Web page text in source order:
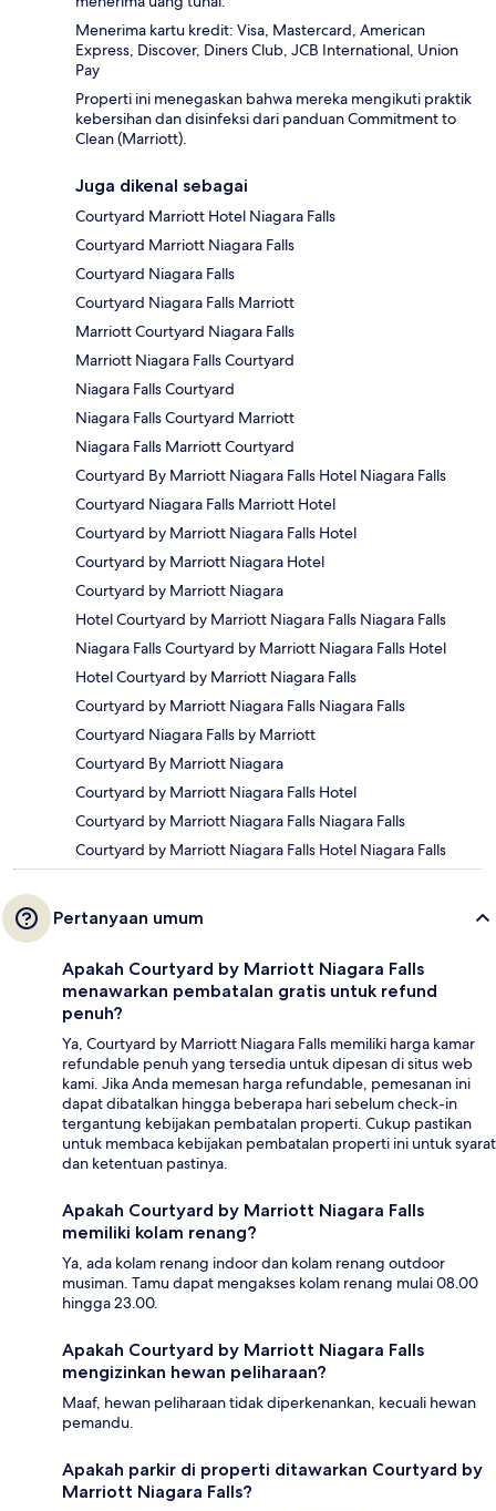
Menerima kartu kredit: Visa, Mastercard, American
Express, Discover, Diners Club, JCB International, Union
Pay
Properti ini menegaskan bahwa mereka mengikuti praktik
kebersihan dan disinfeksi dari panduan Commitment to
Clean (Marriott).
Juga dikenal sebagai
Courtyard Marriott Hotel Niagara Falls
Courtyard Marriott Niagara Falls
Courtyard Niagara Falls
Courtyard Niagara Falls Marriott
Marriott Courtyard Niagara Falls
Marriott Niagara Falls Courtyard
Niagara Falls Courtyard
Niagara Falls Courtyard Marriott
Niagara Falls Marriott Courtyard
Courtyard By Marriott Niagara Falls Hotel Niagara Falls
Courtyard Niagara Falls Marriott Hotel
Courtyard by Marriott Niagara Falls Hotel
Courtyard by Marriott Niagara Hotel
Courtyard by Marriott Niagara
Hotel Courtyard by Marriott Niagara Falls Niagara Falls
Niagara Falls Courtyard by Marriott Niagara Falls Hotel
Hotel Courtyard by Marriott Niagara Falls
Courtyard by Marriott Niagara Falls Niagara Falls
Courtyard Niagara Falls by Marriott
Courtyard By Marriott Niagara
Courtyard by Marriott Niagara Falls Hotel
Courtyard by Marriott Niagara Falls Niagara Falls
Courtyard by Marriott Niagara Falls Hotel Niagara Falls
Pertanyaan umum
Apakah Courtyard by Marriott Niagara Falls
menawarkan pembatalan gratis untuk refund
penuh?
Ya, Courtyard by Marriott Niagara Falls memiliki harga kamar
refundable penuh yang tersedia untuk dipesan di situs web
kami. Jika Anda memesan harga refundable, pemesanan ini
dapat dibatalkan hingga beberapa hari sebelum check-in
tergantung kebijakan pembatalan properti. Cukup pastikan
untuk membaca kebijakan pembatalan properti ini untuk syarat
dan ketentuan pastinya.
Apakah Courtyard by Marriott Niagara Falls
memiliki kolam renang?
Ya, ada kolam renang indoor dan kolam renang outdoor
musiman. Tamu dapat mengakses kolam renang mulai 08.00
hingga 23.00.
Apakah Courtyard by Marriott Niagara Falls
mengizinkan hewan peliharaan?
Maaf, hewan peliharaan tidak diperkenankan, kecuali hewan
pemandu.
Apakah parkir di properti ditawarkan Courtyard by
Marriott Niagara Falls?